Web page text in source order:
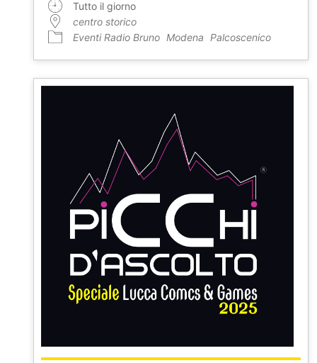
Tutto il giorno
centro storico
Eventi Radio Bruno Modena Palcoscenico